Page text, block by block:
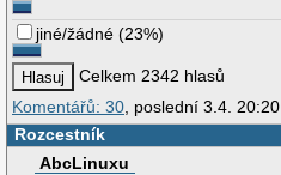
jiné/žádné (23%)
Celkem 2342 hlasů
Komentářů: 30 , poslední 3.4. 20:20
Rozcestník
AbcLinuxu